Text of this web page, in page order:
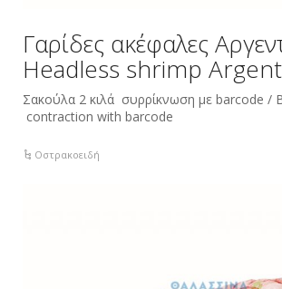
Γαρίδες ακέφαλες
Ηeadless shrimp
Σακούλα 2 κιλά συρρίκνωση με barcode /
contraction with barcode
Οστρακοειδή